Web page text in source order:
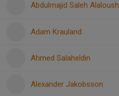
Abdulmajid Saleh Alaloush
Adam Krauland
Ahmed Salaheldin
Alexander Jakobsson